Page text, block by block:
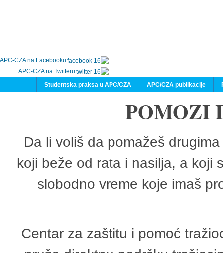
APC-CZA na Facebooku
APC-CZA na Twitteru
APC/CZA publikacije
Studentska praksa u APC/CZA
POMOZI
Da li voliš da pomažeš
koji beže od rata i nasilja, a koji
slobodno vreme koje imaš
Centar za zaštitu i pomoć